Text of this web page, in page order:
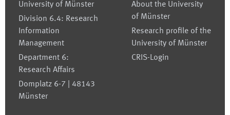
University of Münster
Division 6.4: Research
Information
Management
Department 6:
Research Affairs
Domplatz 6-7 | 48143
Münster
About the University
of Münster
Research profile of the
University of Münster
CRIS-Login